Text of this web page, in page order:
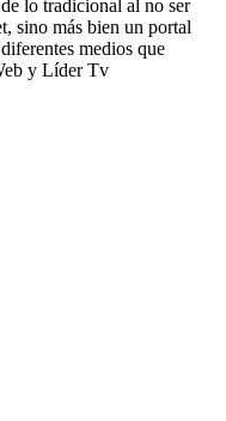
lo tradicional al no ser
sino más bien un portal
medios que
y Líder Tv